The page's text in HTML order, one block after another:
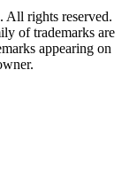
rights reserved.
of trademarks are
appearing on